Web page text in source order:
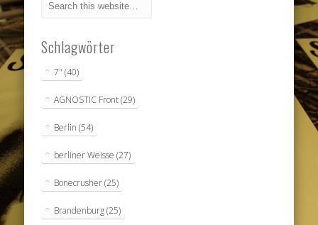
Schlagwörter
7" (40)
AGNOSTIC Front(29)
Berlin (54)
berliner Weisse (27)
Bonecrusher(25)
Brandenburg(25)